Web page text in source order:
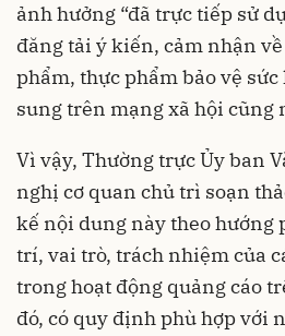
ảnh hưởng “đã trực tiếp sử
đăng tải ý kiến, cảm nhận
phẩm, thực phẩm bảo vệ
sung trên mạng xã hội cũng
Vì vậy, Thường trực Ủy ban
nghị cơ quan chủ trì soạn
kế nội dung này theo hướng
trí, vai trò, trách nhiệm của
trong hoạt động quảng cáo
đó, có quy định phù hợp với